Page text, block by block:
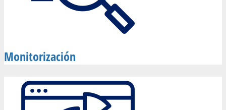
Monitorización